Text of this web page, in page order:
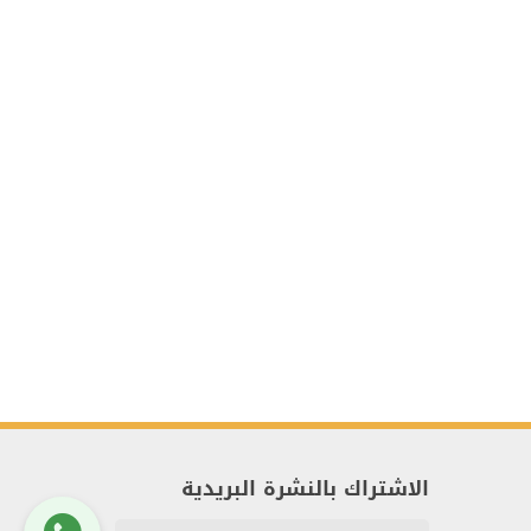
الاشتراك بالنشرة البريدية